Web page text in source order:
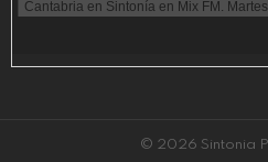
© 2026 Sintonia